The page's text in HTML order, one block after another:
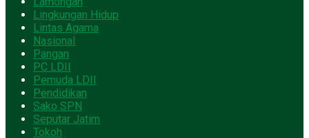
Lingkungan Hidup
Lintas Agama
Nasional
Pangan
PC LDII
Pemuda LDII
Pendidikan
Sako SPN
Seputar Jatim
Tokoh